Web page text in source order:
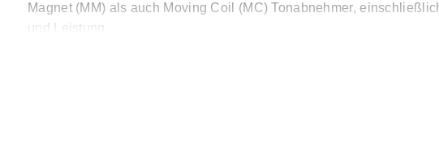
Magnet (MM) als auch Moving Coil (MC) Tonabnehmer,
und Leistung.
Das P100 Phonomodul kann in jeden ATOLL Vollverstärker (IN-